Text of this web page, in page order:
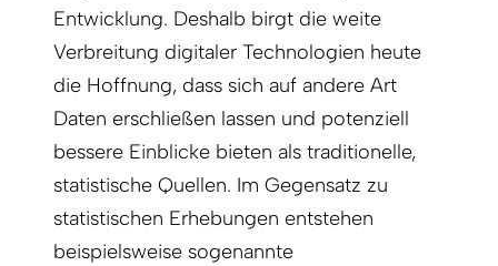
Entwicklung. Deshalb birgt die weite
Verbreitung digitaler Technologien heute
die Hoffnung, dass sich auf andere Art
Daten erschließen lassen und potenziell
bessere Einblicke bieten als traditionelle,
statistische Quellen. Im Gegensatz zu
statistischen Erhebungen entstehen
beispielsweise sogenannte